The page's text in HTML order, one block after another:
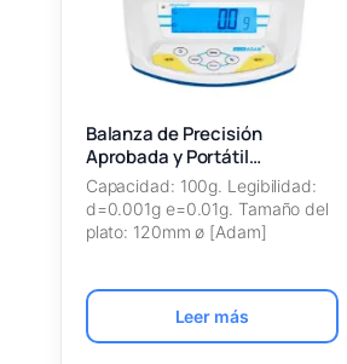
Balanza de Precisión
Aprobada y Portátil
Highland®-HCB 103aM
Capacidad: 100g. Legibilidad:
d=0.001g e=0.01g. Tamaño del
plato: 120mm ø [Adam]
Leer más